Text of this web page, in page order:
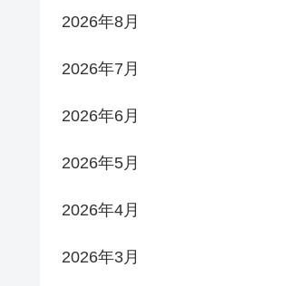
2026年8月
2026年7月
2026年6月
2026年5月
2026年4月
2026年3月